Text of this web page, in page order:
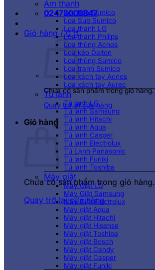
02473003847
Giỏ hàng /0₫
Chưa có sản phẩm trong giỏ hàng.
Quay trở lại cửa hàng
Giỏ hàng
Chưa có sản phẩm trong giỏ hàng.
Quay trở lại cửa hàng
Âm thanh
Loa kéo Sumico
Loa Sub Sumico
Loa thanh LG
Loa thanh Philips
Loa thùng Acnos
Loa kéo Dalton
Loa thùng Sumico
Loa tranh Sumico
Loa xách tay Acnos
Loa xách tay Aurec
Tủ lạnh
Tủ lạnh LG
Tủ lạnh Samsung
Tủ lạnh Hitachi
Tủ lạnh Aqua
Tủ lạnh Casper
Tủ lạnh Electrolux
Tủ Lạnh Panasonic
Tủ lạnh Funiki
Tủ lạnh Toshiba
Máy giặt
Máy Giặt LG
Máy Giặt Samsung
Máy Giặt Electrolux
Máy giặt Aqua
Máy giặt Hitachi
Máy giặt Hisense
Máy giặt Toshiba
Máy giặt Bosch
Máy giặt Candy
Máy giặt Casper
Máy giặt Funiki